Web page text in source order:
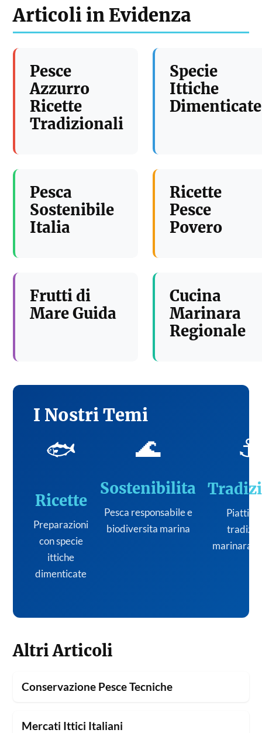
Articoli in Evidenza
Pesce
Azzurro
Ricette
Tradizionali
Specie
Ittiche
Dimenticate
Pesca
Sostenibile
Italia
Ricette
Pesce
Povero
Frutti di
Mare Guida
Cucina
Marinara
Regionale
I Nostri Temi
🐟
Ricette
Preparazioni
con specie
ittiche
dimenticate
🌊
Sostenibilita
Pesca responsabile e
biodiversita marina
⚓
Piatti
marinara
Altri Articoli
Conservazione Pesce Tecniche
Mercati Ittici Italiani